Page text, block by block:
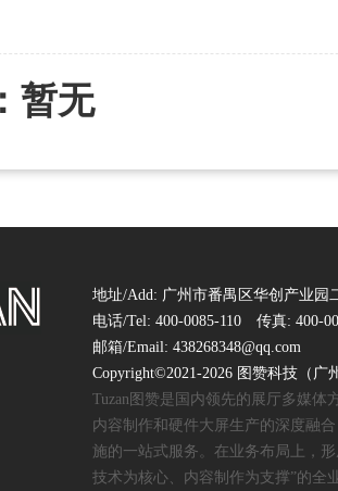
暂无
地址/Add: 广州市番禺区华创产业园
电话/Tel: 400-0085-110 传真: 400-
邮箱/Email: 438268348@qq.com
Copyright©2021-2026 图赞科技（
Tuzan图赞是国内领先的展厅多媒
内容制作和硬件大屏生产的深度融
施的一站式服务。在业务布局上，
技术为核心、内容制作为支撑”的全